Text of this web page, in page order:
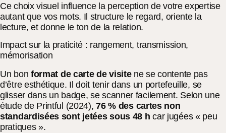
Ce choix visuel influence la perception de votre expertise
autant que vos mots. Il structure le regard, oriente la
lecture, et donne le ton de la relation.
Impact sur la praticité : rangement, transmission,
mémorisation
Un bon format de carte de visitene se contente pas
d’être esthétique. Il doit tenir dans un portefeuille, se
glisser dans un badge, se scanner facilement. Selon une
étude de Printful (2024),76 % des cartes non
standardisées sont jetées sous 48 h car jugées « peu
pratiques ».